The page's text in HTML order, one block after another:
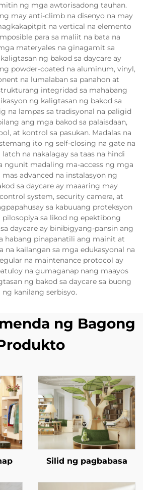
ng mga awtorisadong tauhan.
may anti-climb na disenyo na may
na vertical na elemento
para sa maliit na bata na
materyales na ginagamit sa
ng bakod sa daycare ay
powder-coated na aluminum, vinyl,
na lumalaban sa panahon at
integridad sa mahabang
ng kaligtasan ng bakod sa
na lampas sa tradisyonal na paligid
ang mga bakod sa palaisdaan,
at kontrol sa pasukan. Madalas na
ito ng self-closing na gate na
na nakalagay sa taas na hindi
ngunit madaling ma-access ng mga
advanced na instalasyon ng
sa daycare ay maaaring may
system, security camera, at
sa kabuuang proteksyon
pilosopiya sa likod ng epektibong
daycare ay binibigyang-pansin ang
habang pinapanatili ang mainit at
na kailangan sa mga edukasyonal na
na maintenance protocol ay
na gumaganap nang maayos
ng bakod sa daycare sa buong
ng kanilang serbisyo.
ng Bagong
Silid ng pagbabasa